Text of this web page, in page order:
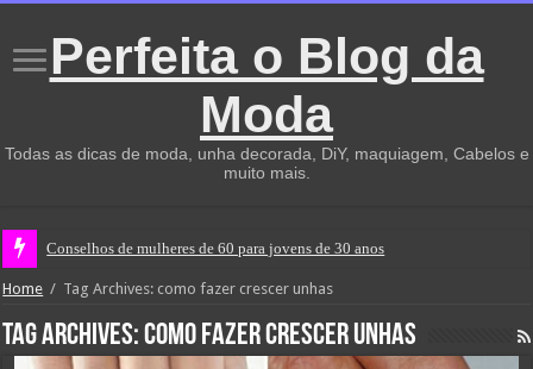
Perfeita o Blog da
Moda
Todas as dicas de moda, unha decorada, DiY, maquiagem, Cabelos e
muito mais.
Conselhos de mulheres de 60 para jovens de 30 anos
Home / Tag Archives: como fazer crescer unhas
Tag Archives:como fazer crescer unhas